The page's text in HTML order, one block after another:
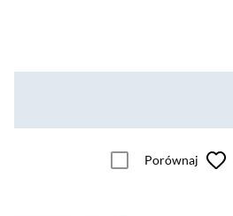
Porównaj